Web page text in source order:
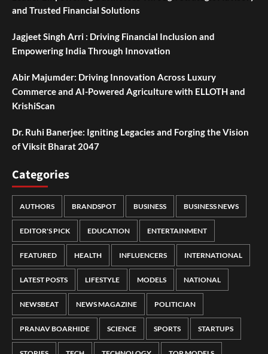
and Trusted Financial Solutions
Jagjeet Singh Arri : Driving Financial Inclusion and
Empowering India Through Innovation
Abir Majumder: Driving Innovation Across Luxury
Commerce and AI-Powered Agriculture with ELLOTH and
KrishiScan
Dr. Ruhi Banerjee: Igniting Legacies and Forging the Vision
of Viksit Bharat 2047
Categories
AUTHORS BRANDSPOT BUSINESS BUSINESS NEWS
EDITOR'S PICK EDUCATION ENTERTAINMENT
FEATURED HEALTH INFLUENCERS INTERNATIONAL
LATEST POSTS LIFESTYLE MODELS NATIONAL
NEWSBEAT NEWS MAGAZINE POLITICIAN
PRANAV BOARHIDE SCIENCE SPORTS STARTUPS